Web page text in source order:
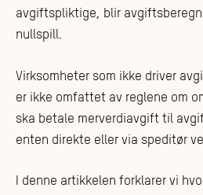
avgiftspliktige, blir
nullspill.
Virksomheter som ikke driver
er ikke omfattet av reglene om
ska betale merverdiavgift til
enten direkte eller via speditør
I denne artikkelen forklarer vi